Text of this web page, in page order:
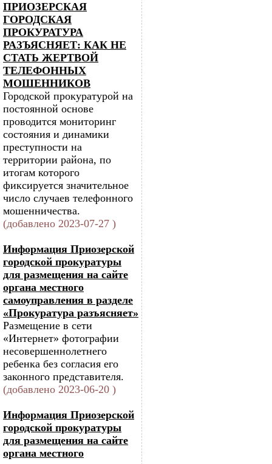
ПРИОЗЕРСКАЯ
ГОРОДСКАЯ
ПРОКУРАТУРА
РАЗЪЯСНЯЕТ: КАК НЕ
СТАТЬ ЖЕРТВОЙ
ТЕЛЕФОННЫХ
МОШЕННИКОВ
Городской прокуратурой на
постоянной основе
проводится мониторинг
состояния и динамики
преступности на
территории района, по
итогам которого
фиксируется значительное
число случаев телефонного
мошенничества.
(добавлено 2023-07-27 )
Информация Приозерской
городской прокуратуры
для размещения на сайте
органа местного
самоуправления в разделе
«Прокуратура разъясняет»
Размещение в сети
«Интернет» фотографии
несовершеннолетнего
ребенка без согласия его
законного представителя.
(добавлено 2023-06-20 )
Информация Приозерской
городской прокуратуры
для размещения на сайте
органа местного